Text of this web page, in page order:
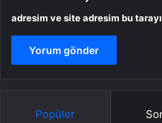
adresim ve site adresim bu
Popüler